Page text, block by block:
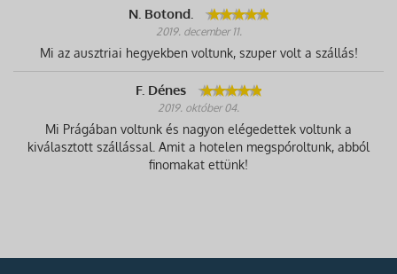
N. Botond.
2019. december 11.
Mi az ausztriai hegyekben voltunk, szuper volt a szállás!
F. Dénes
2019. október 04.
Mi Prágában voltunk és nagyon elégedettek voltunk a
kiválasztott szállással. Amit a hotelen megspóroltunk, abból
finomakat ettünk!